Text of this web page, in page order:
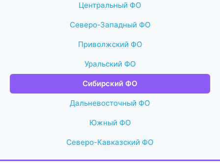
Центральный ФО
Северо-Западный ФО
Приволжский ФО
Уральский ФО
Сибирский ФО
Дальневосточный ФО
Южный ФО
Северо-Кавказский ФО